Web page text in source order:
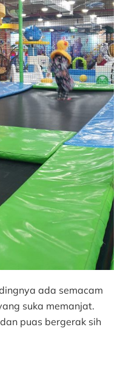
ada semacam
suka memanjat.
puas bergerak sih